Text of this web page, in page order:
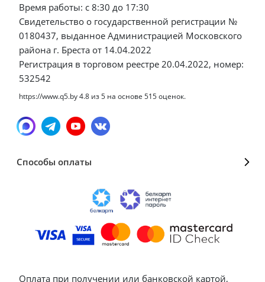
Время работы: с 8:30 до 17:30
Свидетельство о государственной регистрации №
0180437, выданное Администрацией Московского
района г. Бреста от 14.04.2022
Регистрация в торговом реестре 20.04.2022, номер:
532542
https://www.q5.by4.8 из5 на основе 515оценок.
Способы оплаты
Оплата при получении или банковской картой,